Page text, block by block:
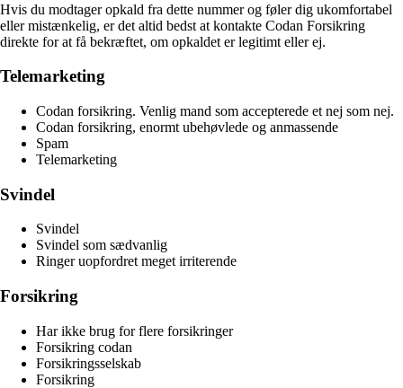
Hvis du modtager opkald fra dette nummer og føler dig ukomfortabel
eller mistænkelig, er det altid bedst at kontakte Codan Forsikring
direkte for at få bekræftet, om opkaldet er legitimt eller ej.
Telemarketing
Codan forsikring. Venlig mand som accepterede et nej som nej.
Codan forsikring, enormt ubehøvlede og anmassende
Spam
Telemarketing
Svindel
Svindel
Svindel som sædvanlig
Ringer uopfordret meget irriterende
Forsikring
Har ikke brug for flere forsikringer
Forsikring codan
Forsikringsselskab
Forsikring